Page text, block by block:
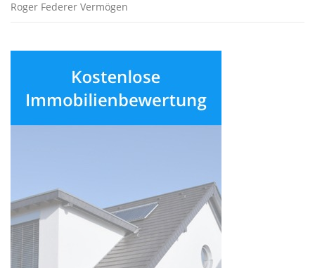
Roger Federer Vermögen